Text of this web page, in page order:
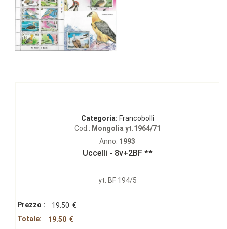
Categoria: Francobolli
Cod.: Mongolia yt.1964/71
Anno: 1993
Uccelli - 8v+2BF **
yt. BF 194/5
Prezzo : 19.50 €
Totale:
19.50 €